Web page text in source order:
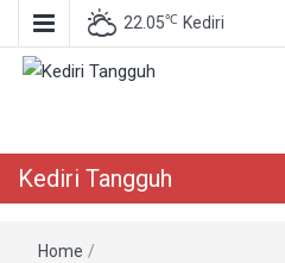
22.05℃ Kediri
Kediri Tangguh
Home /